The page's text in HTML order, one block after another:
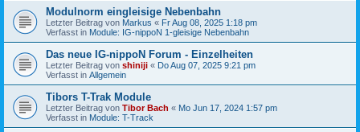
Modulnorm eingleisige Nebenbahn
Letzter Beitrag von Markus « Fr Aug 08, 2025 1:18 pm
Verfasst in Module: IG-nippoN 1-gleisige Nebenbahn
Das neue IG-nippoN Forum - Einzelheiten
Letzter Beitrag von shiniji « Do Aug 07, 2025 9:21 pm
Verfasst in Allgemein
Tibors T-Trak Module
Letzter Beitrag von Tibor Bach « Mo Jun 17, 2024 1:57 pm
Verfasst in Module: T-Track